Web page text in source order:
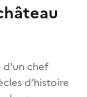
d'un chef
d’histoire